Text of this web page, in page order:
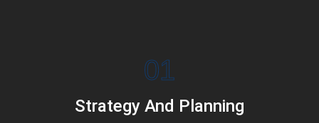
01
Strategy And Planning